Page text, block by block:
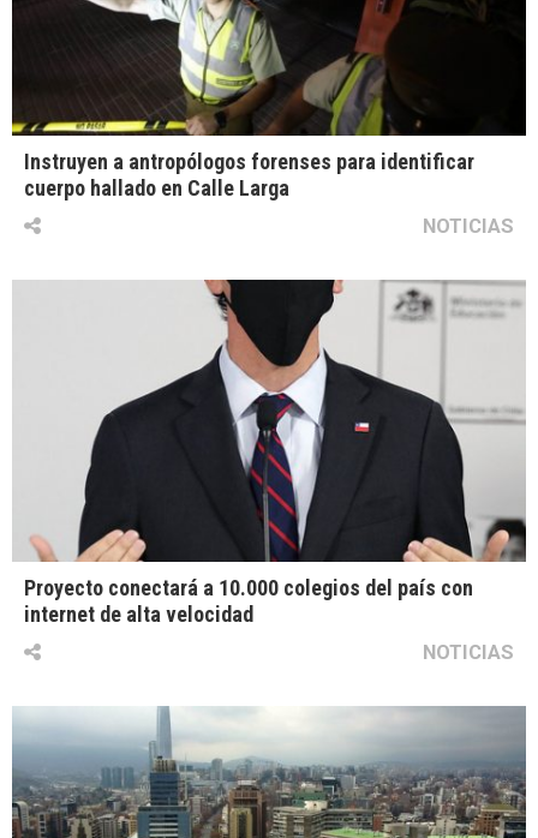
Instruyen a antropólogos forenses para identificar
cuerpo hallado en Calle Larga
NOTICIAS
Proyecto conectará a 10.000 colegios del país con
internet de alta velocidad
NOTICIAS